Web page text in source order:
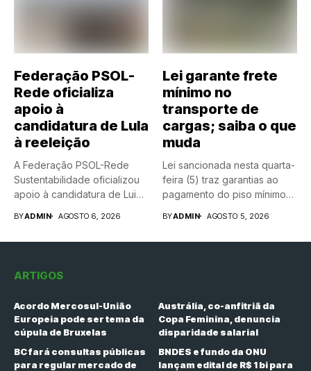
Federação PSOL-
Rede oficializa
apoio à
candidatura de Lula
à reeleição
A Federação PSOL-Rede
Sustentabilidade oficializou
apoio à candidatura de Luiz
BYADMIN AGOSTO 6, 2026
Lei garante frete
mínimo no
transporte de
cargas; saiba o que
muda
Lei sancionada nesta quarta-
feira (5) traz garantias ao
pagamento do piso mínimo
BYADMIN AGOSTO 5, 2026
ARTIGOS
Acordo Mercosul-União
Europeia pode ser tema da
cúpula de Bruxelas
Austrália, co-anfitriã da
Copa Feminina, denuncia
disparidade salarial
BC fará consultas públicas
para regular mercado de
BNDES e fundo da ONU
lançam edital de R$ 1 bi para